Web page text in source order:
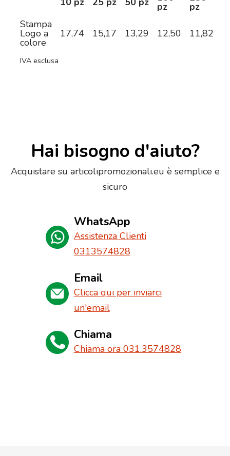
pz pz
Stampa
Logo a
colore
17,74 15,17 13,29 12,50 11,82
IVA esclusa
Hai bisogno d'aiuto?
Acquistare su articolipromozionali.eu è semplice e
sicuro
WhatsApp
Assistenza Clienti
0313574828
Email
Clicca qui per inviarci
un'email
Chiama
Chiama ora 031.3574828